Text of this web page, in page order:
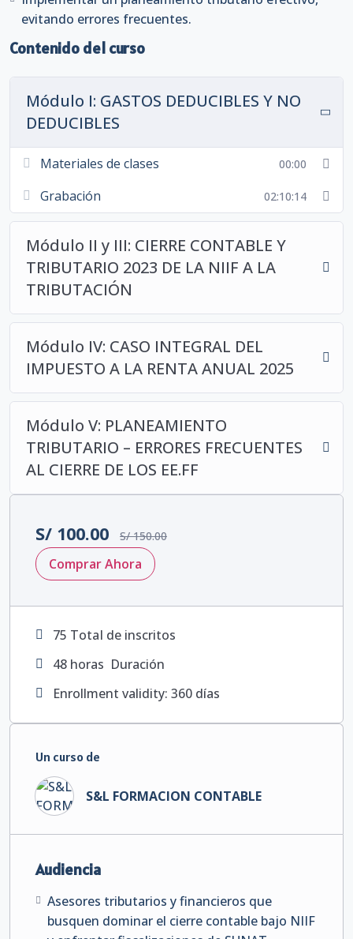
peruana que te permitirá enfrentar con seguridad
cualquier proceso de cierre y fiscalización.
evitando errores frecuentes.
Contenido del curso
Módulo I: GASTOS DEDUCIBLES Y NO
DEDUCIBLES
Materiales de clases 00:00
Grabación 02:10:14
Módulo II y III: CIERRE CONTABLE Y
TRIBUTARIO 2023 DE LA NIIF A LA
TRIBUTACIÓN
Módulo IV: CASO INTEGRAL DEL
IMPUESTO A LA RENTA ANUAL 2025
Módulo V: PLANEAMIENTO
TRIBUTARIO – ERRORES FRECUENTES
AL CIERRE DE LOS EE.FF
S/ 100.00 S/150.00
Comprar Ahora
75 TotaI de inscritos
48 horas Duración
Enrollment validity: 360 días
Un curso de
S&L FORMACION CONTABLE
Audiencia
Asesores tributarios y financieros que
busquen dominar el cierre contable bajo NIIF